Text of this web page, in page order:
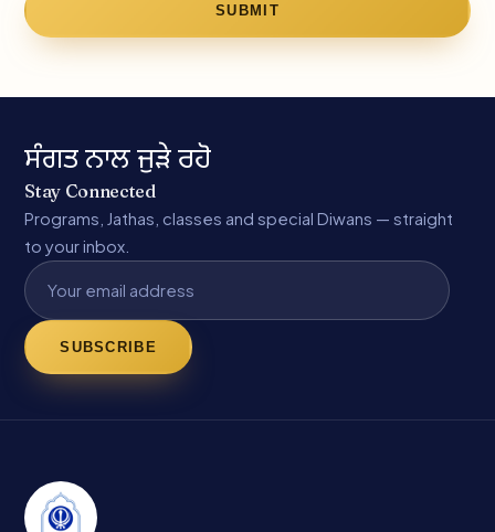
SUBMIT
ਸੰਗਤ ਨਾਲ ਜੁੜੇ ਰਹੋ
Stay Connected
Programs, Jathas, classes and special Diwans — straight
to your inbox.
SUBSCRIBE